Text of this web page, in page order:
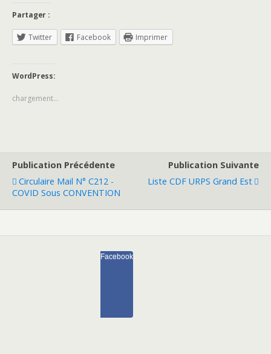
Partager :
Twitter Facebook Imprimer
WordPress:
chargement…
Publication Précédente
Circulaire Mail N° C212 -
COVID Sous CONVENTION
Publication Suivante
Liste CDF URPS Grand Est
Facebook